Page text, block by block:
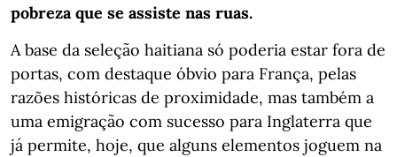
pobreza que se assiste nas ruas.
A base da seleção haitiana só poderia estar fora de
portas, com destaque óbvio para França, pelas
razões históricas de proximidade, mas também a
uma emigração com sucesso para Inglaterra que
já permite, hoje, que alguns elementos joguem na